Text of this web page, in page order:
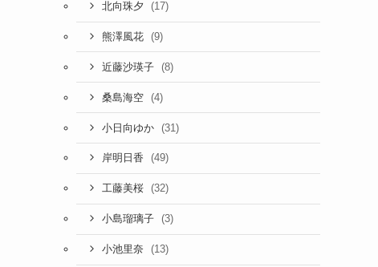
北向珠夕 (17)
熊澤風花 (9)
近藤沙瑛子 (8)
桑島海空 (4)
小日向ゆか (31)
岸明日香 (49)
工藤美桜 (32)
小島瑠璃子 (3)
小池里奈 (13)